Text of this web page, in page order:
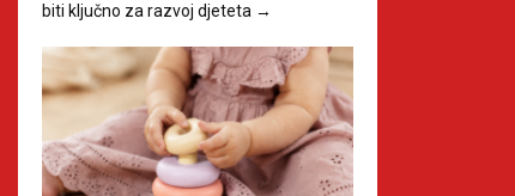
biti ključno za razvoj djeteta →